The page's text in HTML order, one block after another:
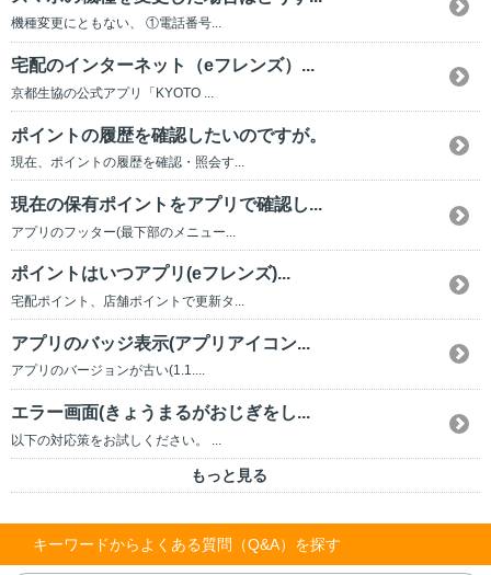
機種変更にともない、 ①電話番号...
宅配のインターネット（eフレンズ）...
京都生協の公式アプリ「KYOTO ...
ポイントの履歴を確認したいのですが。
現在、ポイントの履歴を確認・照会す...
現在の保有ポイントをアプリで確認し...
アプリのフッター(最下部のメニュー...
ポイントはいつアプリ(eフレンズ)...
宅配ポイント、店舗ポイントで更新タ...
アプリのバッジ表示(アプリアイコン...
アプリのバージョンが古い(1.1....
エラー画面(きょうまるがおじぎをし...
以下の対応策をお試しください。 ...
もっと見る
キーワードからよくある質問（Q&A）を探す